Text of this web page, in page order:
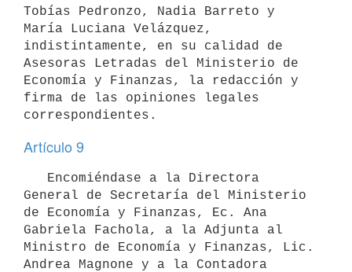
Tobías Pedronzo, Nadia Barreto y
María Luciana Velázquez,
indistintamente, en su calidad de
Asesoras Letradas del Ministerio de
Economía y Finanzas, la redacción y
firma de las opiniones legales
Artículo 9
General de Secretaría del Ministerio
de Economía y Finanzas, Ec. Ana
Gabriela Fachola, a la Adjunta al
Ministro de Economía y Finanzas, Lic.
Andrea Magnone y a la Contadora